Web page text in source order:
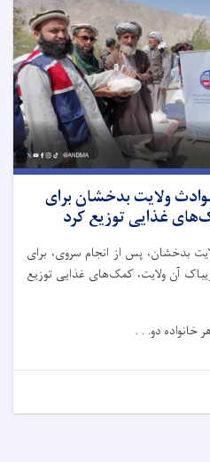
ولایت بدخشان برای
بدخشان، پس از انجام سروی، برای
زیباک آن ولایت، کمک‌های غذایی توزیع
خانواده دو. . .